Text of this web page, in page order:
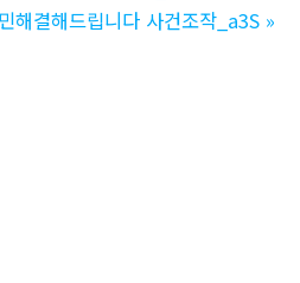
해결해드립니다 사건조작_a3S »